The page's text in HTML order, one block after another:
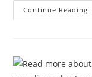
Continue Reading